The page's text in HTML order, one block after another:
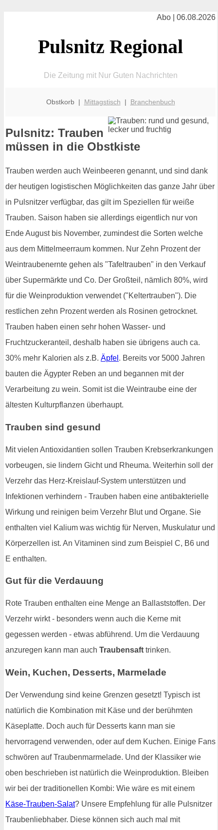
Abo | 06.08.2026
Pulsnitz Regional
Die Zeitung mit Nur Guten Nachrichten
Obstkorb | Mittagstisch | Branchenbuch
Pulsnitz: Trauben
müssen in die Obstkiste
Trauben werden auch Weinbeeren genannt, und sind dank
der heutigen logistischen Möglichkeiten das ganze Jahr über
in Pulsnitzer verfügbar, das gilt im Speziellen für weiße
Trauben. Saison haben sie allerdings eigentlich nur von
Ende August bis November, zumindest die Sorten welche
aus dem Mittelmeerraum kommen. Nur Zehn Prozent der
Weintraubenernte gehen als "Tafeltrauben" in den Verkauf
über Supermärkte und Co. Der Großteil, nämlich 80%, wird
für die Weinproduktion verwendet ("Keltertrauben"). Die
restlichen zehn Prozent werden als Rosinen getrocknet.
Trauben haben einen sehr hohen Wasser- und
Fruchtzuckeranteil, deshalb haben sie übrigens auch ca.
30% mehr Kalorien als z.B. Äpfel . Bereits vor 5000 Jahren
bauten die Ägypter Reben an und begannen mit der
Verarbeitung zu wein. Somit ist die Weintraube eine der
ältesten Kulturpflanzen überhaupt.
Trauben sind gesund
Mit vielen Antioxidantien sollen Trauben Krebserkrankungen
vorbeugen, sie lindern Gicht und Rheuma. Weiterhin soll der
Verzehr das Herz-Kreislauf-System unterstützen und
Infektionen verhindern - Trauben haben eine antibakterielle
Wirkung und reinigen beim Verzehr Blut und Organe. Sie
enthalten viel Kalium was wichtig für Nerven, Muskulatur und
Körperzellen ist. An Vitaminen sind zum Beispiel C, B6 und
E enthalten.
Gut für die Verdauung
Rote Trauben enthalten eine Menge an Ballaststoffen. Der
Verzehr wirkt - besonders wenn auch die Kerne mit
gegessen werden - etwas abführend. Um die Verdauung
anzuregen kann man auch Traubensaft trinken.
Wein, Kuchen, Desserts, Marmelade
Der Verwendung sind keine Grenzen gesetzt! Typisch ist
natürlich die Kombination mit Käse und der berühmten
Käseplatte. Doch auch für Desserts kann man sie
hervorragend verwenden, oder auf dem Kuchen. Einige Fans
schwören auf Traubenmarmelade. Und der Klassiker wie
oben beschrieben ist natürlich die Weinproduktion. Bleiben
wir bei der traditionellen Kombi: Wie wäre es mit einem
Käse-Trauben-Salat? Unsere Empfehlung für alle Pulsnitzer
Traubenliebhaber. Diese können sich auch mal mit